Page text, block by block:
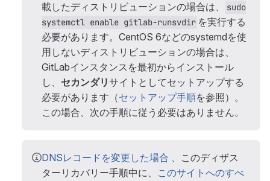
載したディストリビューションの場合は、
sudo
systemctl enable gitlab-runsvdir を実行する
必要があります。CentOS 6などのsystemdを使
用しないディストリビューションの場合は、
GitLabインスタンスを最初からインストール
し、 セカンダリサイトとしてセットアップする
必要があります（セットアップ手順を参照）。
この場合、次の手順に従う必要はありません。
DNSレコードを変更した場合 、このディザス
ターリカバリー手順中に、 このサイトへのすべ